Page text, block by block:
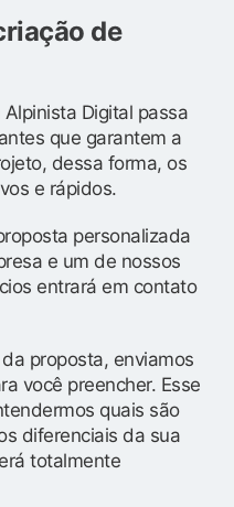
de
Digital passa
que garantem a
dessa forma, os
e rápidos.
personalizada
e um de nossos
entrará em contato
proposta, enviamos
você preencher. Esse
quais são
diferenciais da sua
totalmente